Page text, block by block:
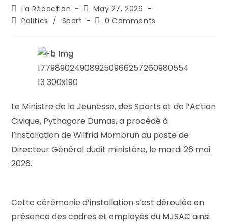
La Rédaction
May 27, 2026
Politics / Sport 0 Comments
Le Ministre de la Jeunesse, des Sports et de l’Action
Civique, Pythagore Dumas, a procédé à
l’installation de Wilfrid Mombrun au poste de
Directeur Général dudit ministère, le mardi 26 mai
2026.
Cette cérémonie d’installation s’est déroulée en
présence des cadres et employés du MJSAC ainsi